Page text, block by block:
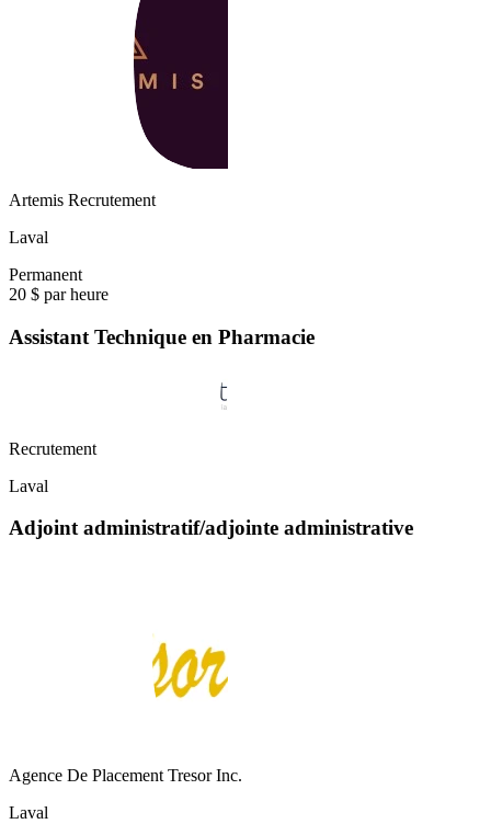
Artemis Recrutement
Laval
Permanent
20 $ par heure
Assistant Technique en Pharmacie
Recrutement
Laval
Adjoint administratif/adjointe administrative
Agence De Placement Tresor Inc.
Laval